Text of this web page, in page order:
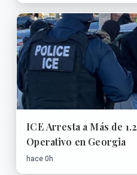
ICE Arresta a Más de
Operativo en Georgia
hace 0h